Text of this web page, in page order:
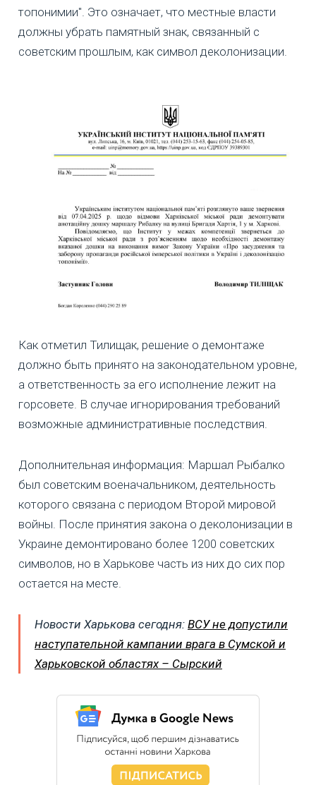
топонимии". Это означает, что местные власти
должны убрать памятный знак, связанный с
советским прошлым, как символ деколонизации.
Как отметил Тилищак, решение о демонтаже
должно быть принято на законодательном уровне,
а ответственность за его исполнение лежит на
горсовете. В случае игнорирования требований
возможные административные последствия.
Дополнительная информация: Маршал Рыбалко
был советским военачальником, деятельность
которого связана с периодом Второй мировой
войны. После принятия закона о деколонизации в
Украине демонтировано более 1200 советских
символов, но в Харькове часть из них до сих пор
остается на месте.
Новости Харькова сегодня: ВСУ не допустили
наступательной кампании врага в Сумской и
Харьковской областях – Сырский